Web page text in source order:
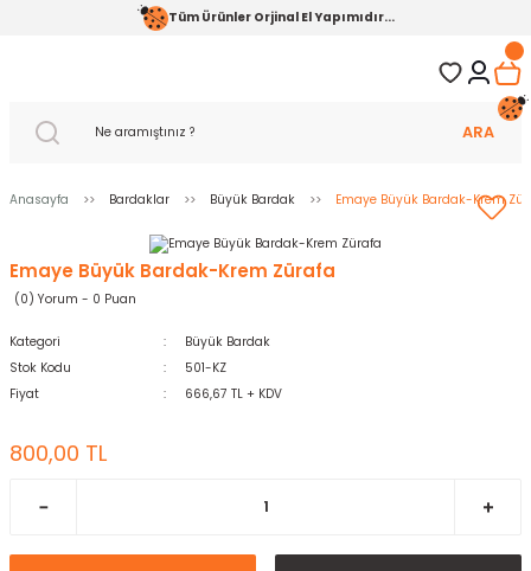
Tüm Ürünler Orjinal El Yapımıdır...
ARA
Anasayfa Bardaklar Büyük Bardak Emaye Büyük Bardak-Krem
Emaye Büyük Bardak-Krem Zürafa
(0) Yorum - 0 Puan
Kategori
Büyük Bardak
Stok Kodu
501-KZ
Fiyat
666,67 TL + KDV
800,00 TL